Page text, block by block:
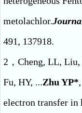
metolachlor.
491, 137918.
2，Cheng, LL, Liu,
Fu, HY, ...Zhu YP*
electron transfer in